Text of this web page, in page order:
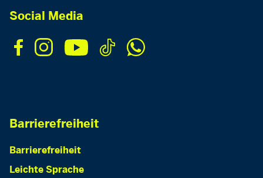
Social Media
Barrierefreiheit
Barrierefreiheit
Leichte Sprache